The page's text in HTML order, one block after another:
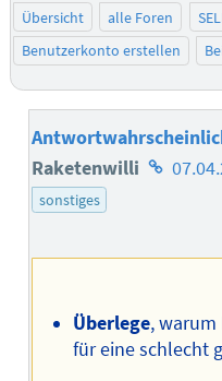
Übersicht alle Foren
Benutzerkonto erstellen
Raketenwilli
sonstiges
Überlege, warum
für eine schlecht